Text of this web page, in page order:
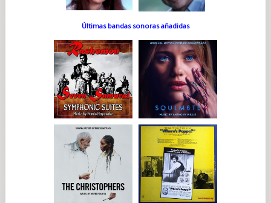
Últimas bandas sonoras añadidas